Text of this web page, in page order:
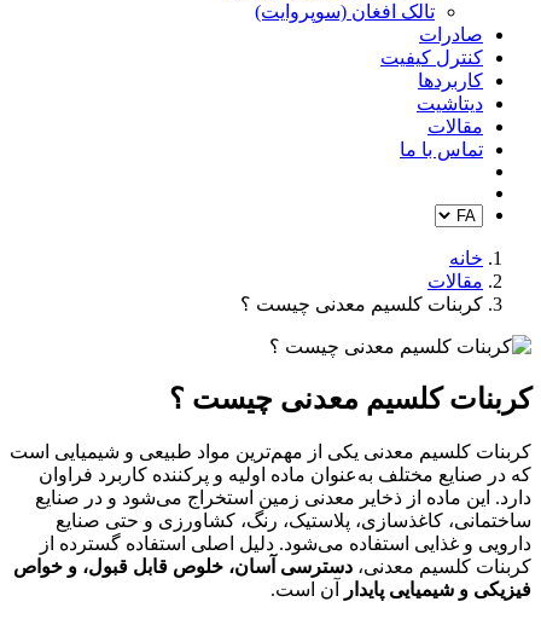
تالک افغان (سوپروایت)
صادرات
کنترل کیفیت
کاربردها
دیتاشیت
مقالات
تماس با ما
خانه
مقالات
کربنات کلسیم معدنی چیست ؟
کلسیم معدنی چیست ؟
کلسیم معدنی یکی از مهم‌ترین مواد طبیعی و شیمیایی است
در صنایع مختلف به‌عنوان ماده اولیه و پرکننده کاربرد فراوان
این ماده از ذخایر معدنی زمین استخراج می‌شود و در صنایع
کاغذسازی، پلاستیک، رنگ، کشاورزی و حتی صنایع
و غذایی استفاده می‌شود. دلیل اصلی استفاده گسترده از
کلسیم معدنی، دسترسی آسان، خلوص قابل قبول، و خواص
و شیمیایی پایدارآن است.